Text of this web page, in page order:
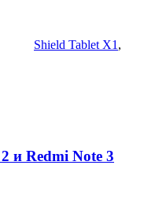
Shield Tablet X1 ,
и Redmi Note 3